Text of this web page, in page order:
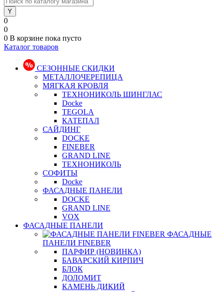
0
0
0 В корзине пока пусто
Каталог товаров
СЕЗОННЫЕ СКИДКИ
МЕТАЛЛОЧЕРЕПИЦА
МЯГКАЯ КРОВЛЯ
ТЕХНОНИКОЛЬ ШИНГЛАС
Docke
TEGOLA
КАТЕПАЛ
САЙДИНГ
DOCKE
FINEBER
GRAND LINE
ТЕХНОНИКОЛЬ
СОФИТЫ
Docke
ФАСАДНЫЕ ПАНЕЛИ
DOCKE
GRAND LINE
VOX
ФАСАДНЫЕ ПАНЕЛИ
ФАСАДНЫЕ
ПАНЕЛИ FINEBER
ПАРФИР (НОВИНКА)
БАВАРСКИЙ КИРПИЧ
БЛОК
ДОЛОМИТ
КАМЕНЬ ДИКИЙ